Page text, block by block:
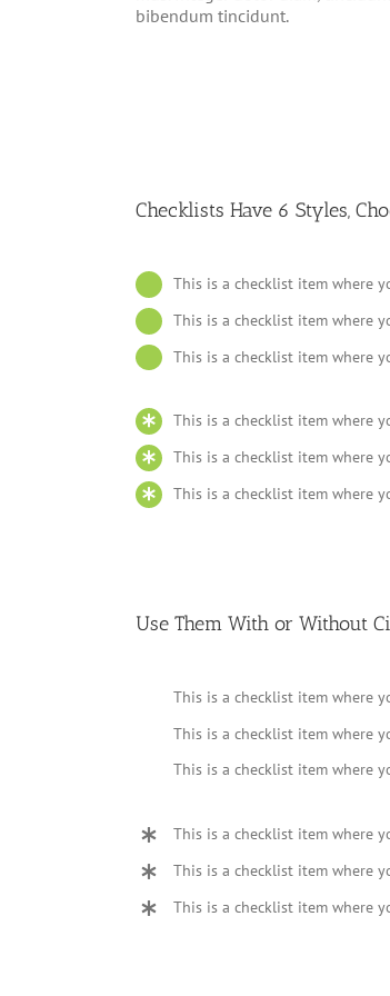
bibendum tincidunt.
Checklists Have 6 Styles,
This is a checklist item where
This is a checklist item where
This is a checklist item where
This is a checklist item where
This is a checklist item where
This is a checklist item where
Use Them With or Without
This is a checklist item where
This is a checklist item where
This is a checklist item where
This is a checklist item where
This is a checklist item where
This is a checklist item where